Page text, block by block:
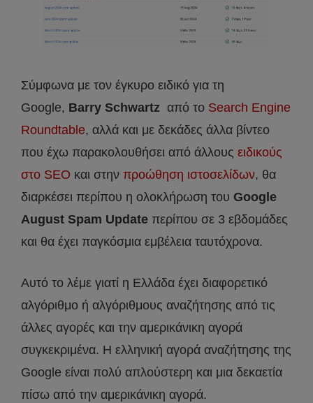
Σύμφωνα με τον έγκυρο ειδικό για τη
Google, Barry Schwartz από το Search Engine
Roundtable, αλλά και με δεκάδες άλλα βίντεο
που έχω παρακολουθήσει από άλλους ειδικούς
στο SEO και στην προώθηση ιστοσελίδων, θα
διαρκέσει περίπου η ολοκλήρωση του Google
August Spam Update περίπου σε 3 εβδομάδες
και θα έχει παγκόσμια εμβέλεια ταυτόχρονα.
Αυτό το λέμε γιατί η Ελλάδα έχει διαφορετικό
αλγόριθμο ή αλγόριθμους αναζήτησης από τις
άλλες αγορές και την αμερικάνικη αγορά
συγκεκριμένα. Η ελληνική αγορά αναζήτησης της
Google είναι πολύ απλούστερη και μια δεκαετία
πίσω από την αμερικάνικη αγορά.